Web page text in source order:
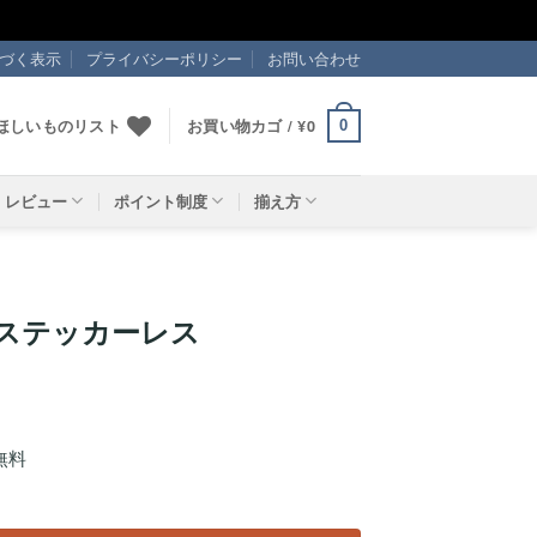
く表示 プライバシーポリシー お問い合わせ
しいものリスト お買い物カゴ /¥0 0
レビュー ポイント制度 揃え方
テッカーレス
料